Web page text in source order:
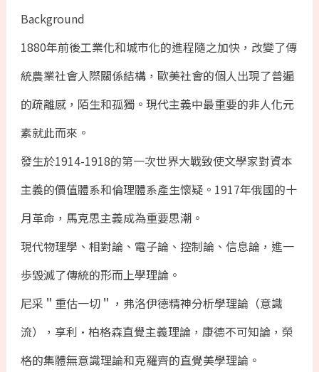
Background
1880年前後工業化和城市化的進程隨之加快，改變了傳
統農業社會人際關係結構，歐美社會的個人出現了普遍
的疏離感，陌生和孤獨。現代主義中最重要的非人化元
素就此而來。
發生於1914-1918的第一次世界大戰致使文學家對資本
主義的價值體系和倫理體系產生懷疑。1917年俄國的十
月革命，馬克思主義成為重要思潮。
現代物理學、相對論、電子論、控制論、信息論，進一
歩毀滅了傳統的形而上學理論。
尼采＂重估一切＂，弗洛伊德精神分析學理論（意識
流），享利•柏格森直覺主義理論，康德不可知論，榮
格的集體無意識理論和克羅齊的直覺美學理論。